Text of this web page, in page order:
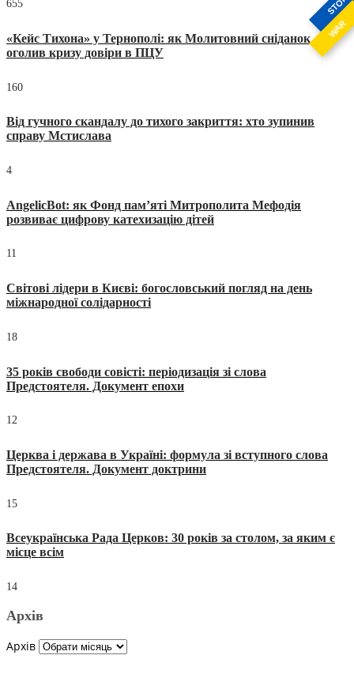
WAR
655
«Кейс Тихона» у Тернополі: як Молитовний сніданок
оголив кризу довіри в ПЦУ
160
Від гучного скандалу до тихого закриття: хто зупинив
справу Мстислава
4
AngelicBot: як Фонд пам’яті Митрополита Мефодія
розвиває цифрову катехизацію дітей
11
Світові лідери в Києві: богословський погляд на день
міжнародної солідарності
18
35 років свободи совісті: періодизація зі слова
Предстоятеля. Документ епохи
12
Церква і держава в Україні: формула зі вступного слова
Предстоятеля. Документ доктрини
15
Всеукраїнська Рада Церков: 30 років за столом, за яким є
місце всім
14
Архів
Архів